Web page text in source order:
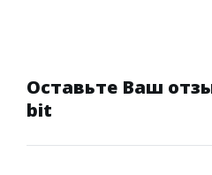
Оставьте Ваш
bit